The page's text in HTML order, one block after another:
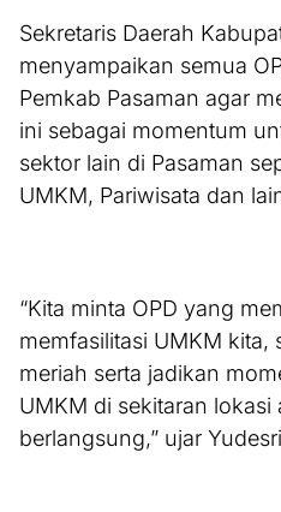
Sekretaris Daerah
menyampaikan semua
Pemkab Pasaman agar
ini sebagai momentum
sektor lain di Pasaman
UMKM, Pariwisata dan
“Kita minta OPD yang
memfasilitasi UMKM kita,
meriah serta jadikan
UMKM di sekitaran lokasi
berlangsung,” ujar